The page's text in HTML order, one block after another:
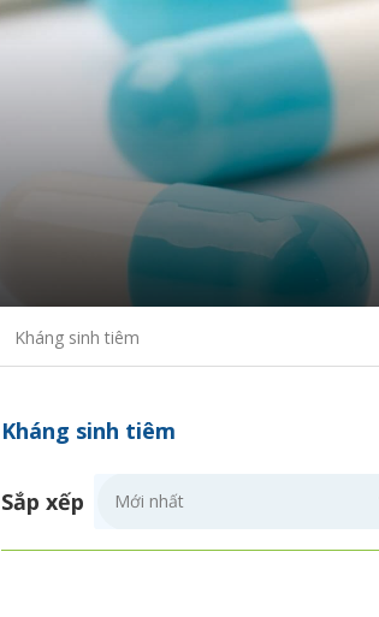
Kháng sinh tiêm
Kháng sinh tiêm
Sắp xếp